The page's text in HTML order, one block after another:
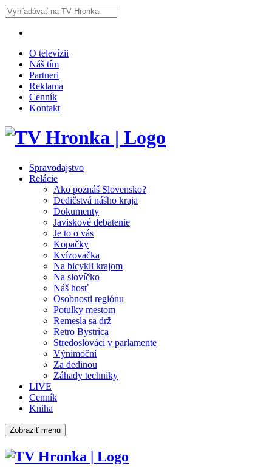
O televízii
Náš tím
Partneri
Reklama
Cenník
Kontakt
Spravodajstvo
Relácie
Ako poznáš Slovensko?
Dedičstvá nášho kraja
Dokumenty
Javiskové debatenie
Je to o vás
Kopačky
Kvízovačka
Na bicykli krajom
Na slovíčko
Náš hosť
Osobnosti regiónu
Potulky mestom
Remesla sa drž
Retro Bystrica
Stredoslováci v parlamente
Výnimoční
Za dedinou
Záhady techniky
LIVE
Cenník
Kniha
Zobraziť menu